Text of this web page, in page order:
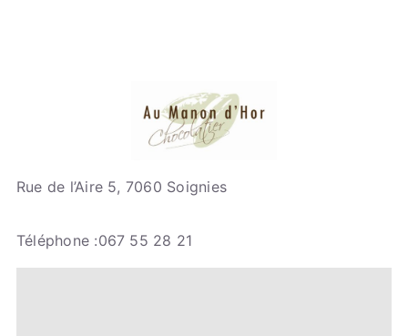
Rue de l’Aire 5, 7060 Soignies
Téléphone :067 55 28 21